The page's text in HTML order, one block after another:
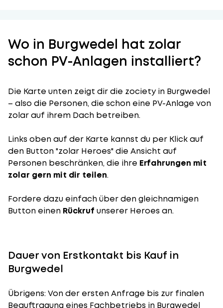
Wo in Burgwedel hat zolar
schon PV-Anlagen installiert?
Die Karte unten zeigt dir die zociety in Burgwedel
– also die Personen, die schon eine PV-Anlage von
zolar auf ihrem Dach betreiben.
Links oben auf der Karte kannst du per Klick auf
den Button "zolar Heroes" die Ansicht auf
Personen beschränken, die ihre Erfahrungen mit
zolar gern mit dir teilen.
Fordere dazu einfach über den gleichnamigen
Button einen Rückruf unserer Heroes an.
Dauer von Erstkontakt bis Kauf in
Burgwedel
Übrigens: Von der ersten Anfrage bis zur finalen
Beauftragung eines Fachbetriebs in Burgwedel